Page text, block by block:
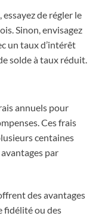
de régler le
Sinon, envisagez
un taux d’intérêt
solde à taux réduit.
annuels pour
Ces frais
centaines
par
des avantages
fidélité ou des